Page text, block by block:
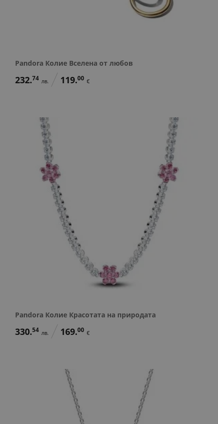
Pandora Колие Вселена от любов
232.74 лв. 119.00 €
Pandora Колие Красотата на природата
330.54 лв. 169.00 €